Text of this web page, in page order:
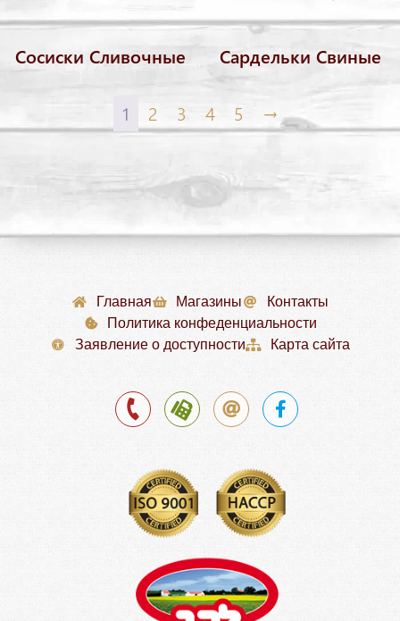
Сосиски Сливочные Сардельки Свиные
1 2 3 4 5 →
Главная Магазины
Контакты
Политика конфеденциальности
Заявление о доступности
Карта сайта